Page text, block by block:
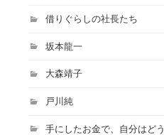
借りぐらしの社長たち
坂本龍一
大森靖子
戸川純
手にしたお金で、自分はどう